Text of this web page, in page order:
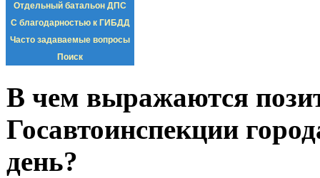
Отдельный батальон ДПС
С благодарностью к ГИБДД
Часто задаваемые вопросы
Поиск
В чем выражаются
Госавтоинспекции
день?